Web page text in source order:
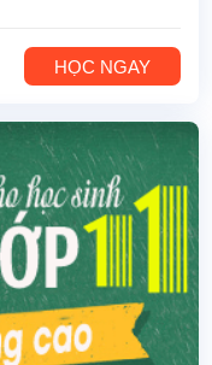
HỌC NGAY